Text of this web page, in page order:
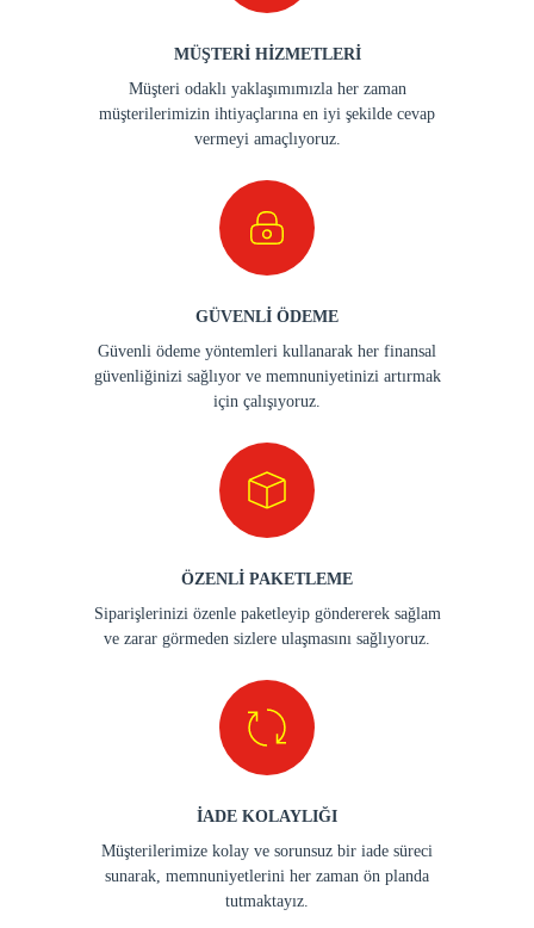
MÜŞTERİ HİZMETLERİ
Müşteri odaklı yaklaşımımızla her zaman
müşterilerimizin ihtiyaçlarına en iyi şekilde cevap
vermeyi amaçlıyoruz.
GÜVENLİ ÖDEME
Güvenli ödeme yöntemleri kullanarak her finansal
güvenliğinizi sağlıyor ve memnuniyetinizi artırmak
için çalışıyoruz.
ÖZENLİ PAKETLEME
Siparişlerinizi özenle paketleyip göndererek sağlam
ve zarar görmeden sizlere ulaşmasını sağlıyoruz.
İADE KOLAYLIĞI
Müşterilerimize kolay ve sorunsuz bir iade süreci
sunarak, memnuniyetlerini her zaman ön planda
tutmaktayız.